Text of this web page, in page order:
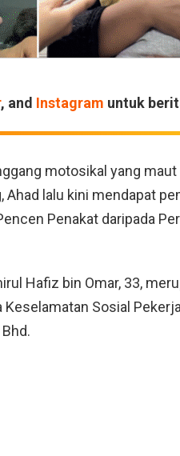
, and Instagram untuk
motosikal yang
Ahad lalu kini mendapat
Penakat daripada
Hafiz bin Omar, 33,
Sosial